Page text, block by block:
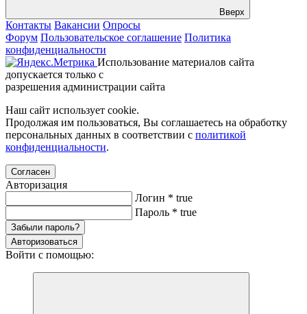
Вверх
Контакты Вакансии Опросы
Форум Пользовательское соглашение Политика
конфиденциальности
Использование материалов сайта
допускается только с
разрешения администрации сайта
Наш сайт использует cookie.
Продолжая им пользоваться, Вы соглашаетесь на обработку
персональных данных в соответствии с политикой
конфиденциальности.
Согласен
Авторизация
Логин * true
Пароль * true
Забыли пароль?
Авторизоваться
Войти с помощью: